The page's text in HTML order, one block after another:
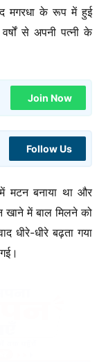
मगरधा के रूप में हुई
से अपनी पत्नी के
Join Now
Follow Us
मटन बनाया था और
खाने में बाल मिलने को
धीरे-धीरे बढ़ता गया